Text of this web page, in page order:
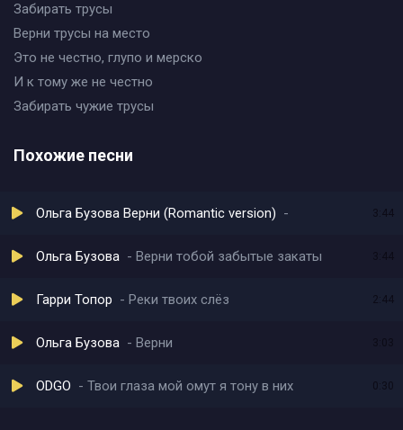
Забирать трусы
Верни трусы на место
Это не честно, глупо и мерско
И к тому же не честно
Забирать чужие трусы
Похожие песни
Ольга Бузова Верни (Romantic version) 3:44
Ольга Бузова Верни тобой забытые закаты
Гарри Топор Реки твоих слёз 2:44
Ольга Бузова Верни
ODGO Твои глаза мой омут я тону в них 0:30